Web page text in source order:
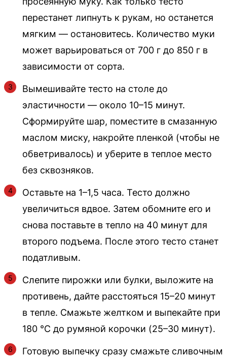
перестанет липнуть к рукам, но останется
мягким — остановитесь. Количество муки
может варьироваться от 700 г до 850 г в
зависимости от сорта.
Вымешивайте тесто на столе до
эластичности — около 10–15 минут.
Сформируйте шар, поместите в смазанную
маслом миску, накройте пленкой (чтобы не
обветривалось) и уберите в теплое место
без сквозняков.
Оставьте на 1–1,5 часа. Тесто должно
увеличиться вдвое. Затем обомните его и
снова поставьте в тепло на 40 минут для
второго подъема. После этого тесто станет
податливым.
Слепите пирожки или булки, выложите на
противень, дайте расстояться 15–20 минут
в тепле. Смажьте желтком и выпекайте при
180 °C до румяной корочки (25–30 минут).
Готовую выпечку сразу смажьте сливочным